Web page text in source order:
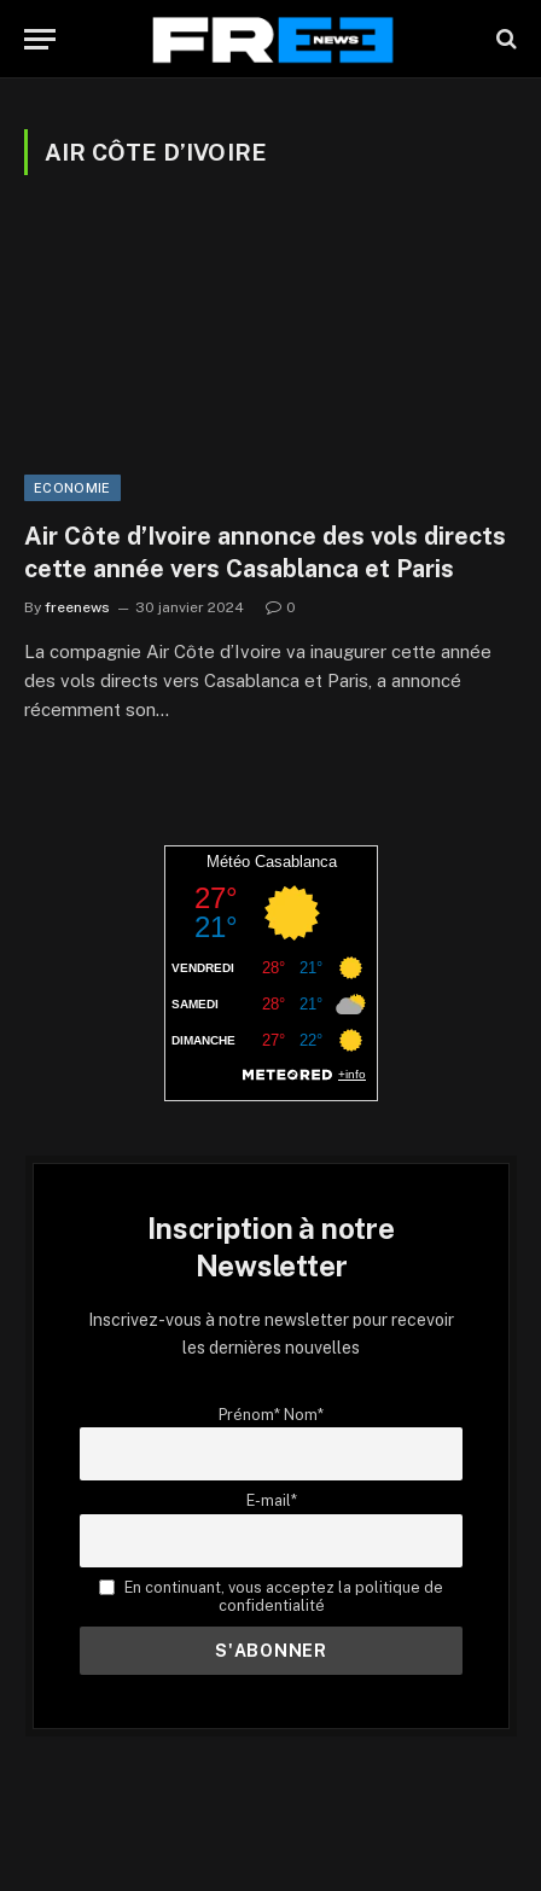
AIR CÔTE D’IVOIRE
ECONOMIE
Air Côte d’Ivoire annonce des vols directs
cette année vers Casablanca et Paris
By freenews 30 janvier 2024 0
La compagnie Air Côte d’Ivoire va inaugurer cette année
des vols directs vers Casablanca et Paris, a annoncé
récemment son…
Inscription à notre
Newsletter
Inscrivez-vous à notre newsletter pour recevoir
les dernières nouvelles
Prénom* Nom*
E-mail*
En continuant, vous acceptez la politique de
confidentialité